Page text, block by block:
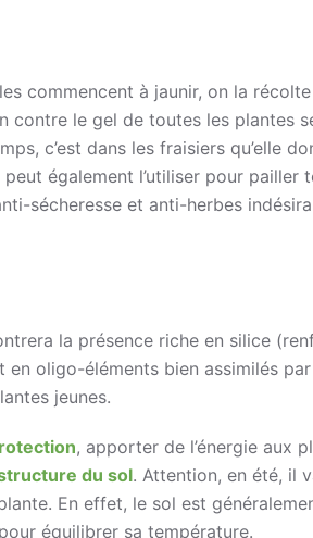
commencent à jaunir, on la
le gel de toutes les plantes
c’est dans les fraisiers qu’elle
également l’utiliser pour pailler
sécheresse et anti-herbes
la présence riche en silice
oligo-éléments bien assimilés
jeunes.
, apporter de l’énergie aux
du sol. Attention, en été, il
En effet, le sol est
équilibrer sa température.